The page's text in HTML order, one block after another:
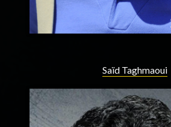
Saïd Taghmaoui